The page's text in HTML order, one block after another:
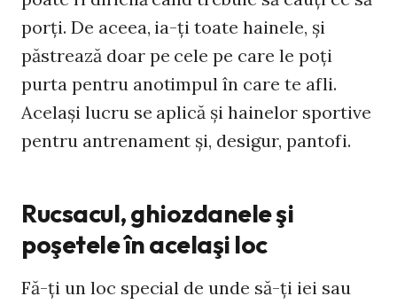
porţi. De aceea, ia-ţi toate hainele, şi
păstrează doar pe cele pe care le poţi
purta pentru anotimpul în care te afli.
Acelaşi lucru se aplică şi hainelor sportive
pentru antrenament şi, desigur, pantofi.
Rucsacul, ghiozdanele şi
poşetele în acelaşi loc
Fă-ţi un loc special de unde să-ţi iei sau